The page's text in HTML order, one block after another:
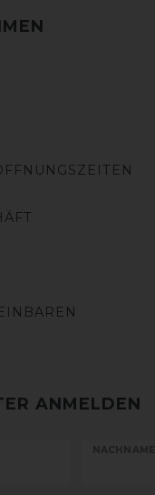
ANMELDEN
NACHNAME